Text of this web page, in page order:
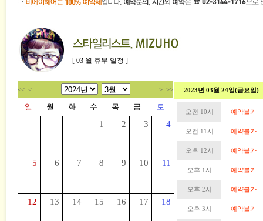
[ 03 월 휴무 일정 ]
<< < > >>
일 월 화 수 목 금 토
1 2 3 4
5 6 7 8 9 10 11
12 13 14 15 16 17 18
2023년 03월 24일(금요일)
오전 10시 예약불가
오전 11시 예약불가
오후 12시 예약불가
오후 1시 예약불가
오후 2시 예약불가
오후 3시 예약불가